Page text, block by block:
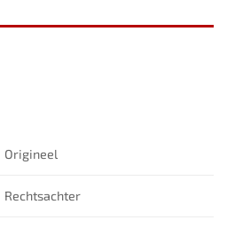
Origineel
Rechtsachter